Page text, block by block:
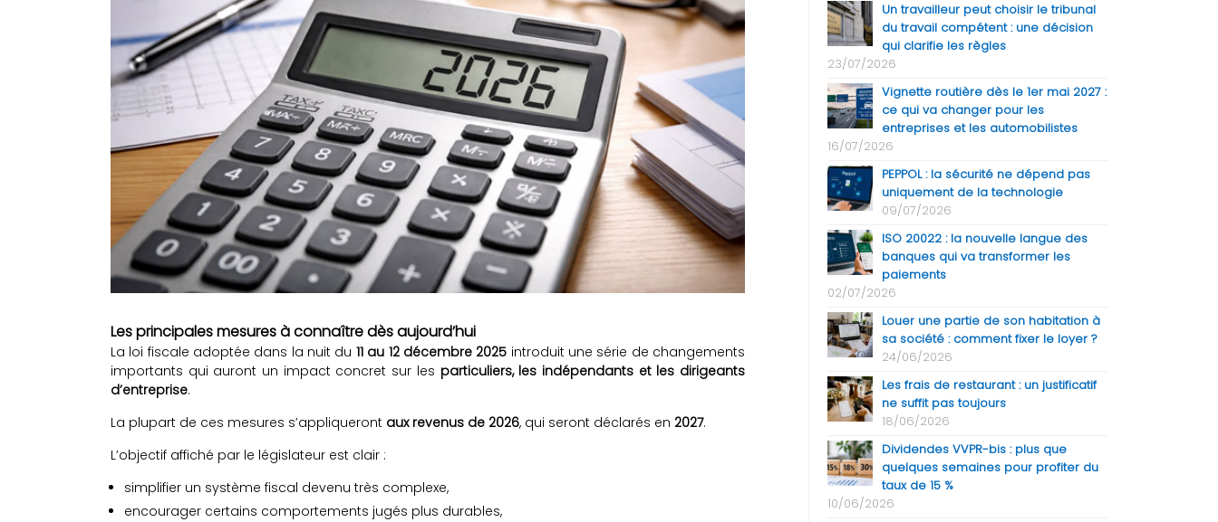
Les principales mesures à connaître dès aujourd’hui
La loi fiscale adoptée dans la nuit du 11 au 12 décembre 2025 introduit une série de changements
importants qui auront un impact concret sur les particuliers, les indépendants et les dirigeants
d’entreprise.
La plupart de ces mesures s’appliqueront aux revenus de 2026, qui seront déclarés en 2027.
L’objectif affiché par le législateur est clair :
simplifier un système fiscal devenu très complexe,
encourager certains comportements jugés plus durables,
Un travailleur peut choisir le tribunal
du travail compétent : une décision
qui clarifie les règles
23/07/2026
Vignette routière dès le 1er mai 2027 :
ce qui va changer pour les
entreprises et les automobilistes
16/07/2026
PEPPOL : la sécurité ne dépend pas
uniquement de la technologie
09/07/2026
ISO 20022 : la nouvelle langue des
banques qui va transformer les
paiements
02/07/2026
Louer une partie de son habitation à
sa société : comment fixer le loyer ?
24/06/2026
Les frais de restaurant : un justificatif
ne suffit pas toujours
18/06/2026
Dividendes VVPR-bis : plus que
quelques semaines pour profiter du
taux de 15 %
10/06/2026